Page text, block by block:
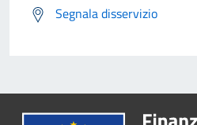
Segnala disservizio